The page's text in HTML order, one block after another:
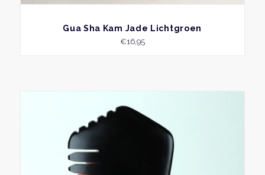
BEKIJK
Gua Sha Kam Jade Lichtgroen
€16,95